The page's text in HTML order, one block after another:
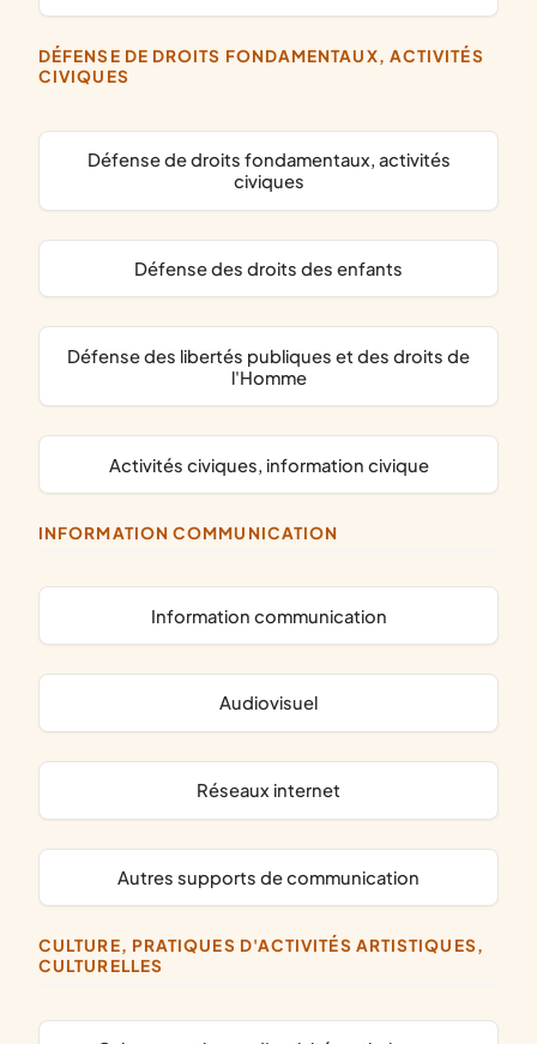
DÉFENSE DE DROITS FONDAMENTAUX, ACTIVITÉS
CIVIQUES
défense de droits fondamentaux, activités
civiques
défense des droits des enfants
défense des libertés publiques et des droits de
l'Homme
activités civiques, information civique
INFORMATION COMMUNICATION
information communication
audiovisuel
réseaux internet
autres supports de communication
CULTURE, PRATIQUES D'ACTIVITÉS ARTISTIQUES,
CULTURELLES